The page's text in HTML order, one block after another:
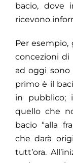
bacio, dove
ricevono
Per esempio,
concezioni di
ad oggi sono
primo è il
in pubblico;
quello che
bacio “alla
che darà
tutt’ora.